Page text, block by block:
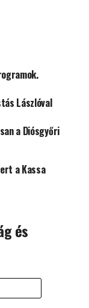
Lászlóval
a Diósgyőri
a Kassa
és